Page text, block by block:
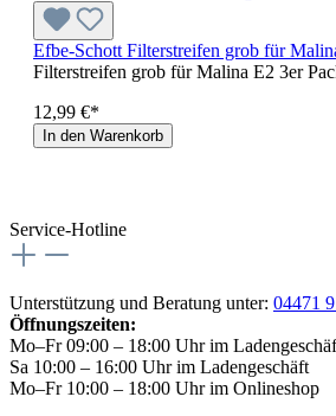
Efbe-Schott Filterstreifen grob für
Filterstreifen grob für Malina E2 3er
12,99 €*
In den Warenkorb
Service-Hotline
Unterstützung und Beratung unter: 04471
Öffnungszeiten:
Mo–Fr 09:00 – 18:00 Uhr im
Sa 10:00 – 16:00 Uhr im Ladengeschäft
Mo–Fr 10:00 – 18:00 Uhr im Onlineshop